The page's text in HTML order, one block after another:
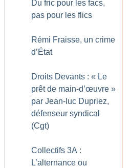
Du fric pour les facs,
pas pour les flics
Rémi Fraisse, un crime
d’État
Droits Devants : « Le
prêt de main-d’œuvre »
par Jean-luc Dupriez,
défenseur syndical
(Cgt)
Collectifs 3A :
L’alternance ou